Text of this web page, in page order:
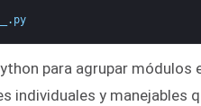
. py
para agrupar
individuales y manejables